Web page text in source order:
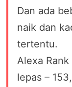
Dan ada
naik dan
tertentu.
Alexa
lepas –